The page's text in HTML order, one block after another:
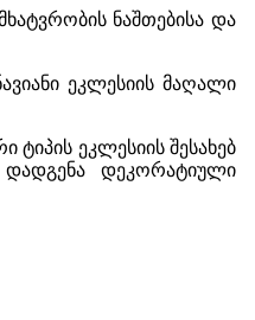
ნაშთებისა და
ეკლესიის მაღალი
ტიპის ეკლესიის შესახებ
დეკორატიული